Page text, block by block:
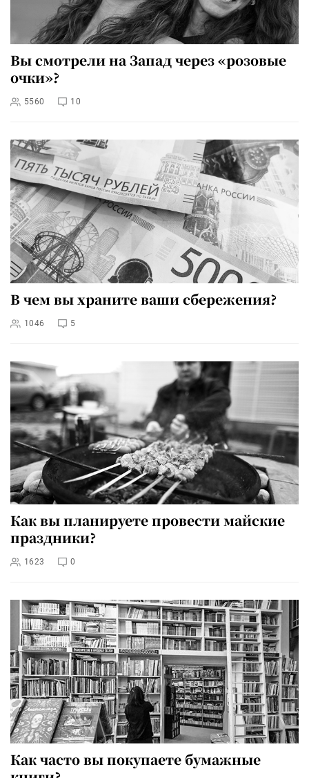
Вы смотрели на Запад через «розовые
очки»?
5560 10
В чем вы храните ваши сбережения?
1046 5
Как вы планируете провести майские
праздники?
1623 0
Как часто вы покупаете бумажные